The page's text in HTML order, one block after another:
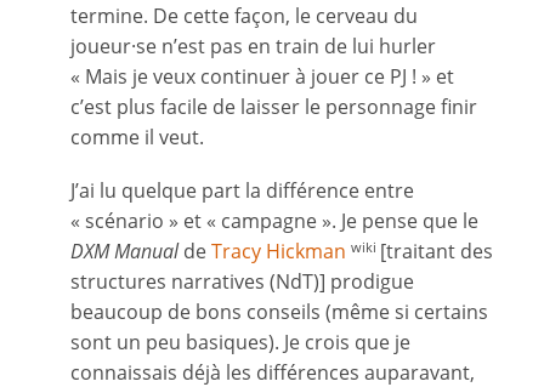
termine. De cette façon, le cerveau du
joueur·se n’est pas en train de lui hurler
« Mais je veux continuer à jouer ce PJ ! » et
c’est plus facile de laisser le personnage finir
comme il veut.
J’ai lu quelque part la différence entre
« scénario » et « campagne ». Je pense que le
DXM ManualdeTracy Hickman wiki [traitant des
structures narratives (NdT)] prodigue
beaucoup de bons conseils (même si certains
sont un peu basiques). Je crois que je
connaissais déjà les différences auparavant,